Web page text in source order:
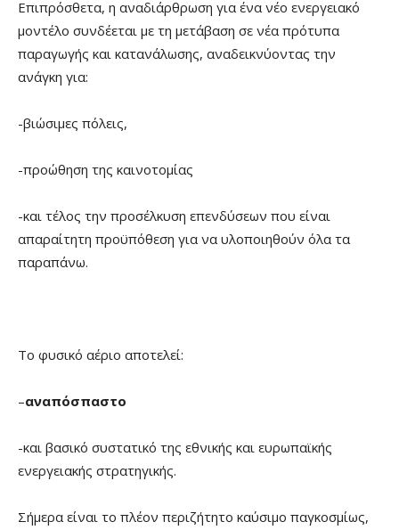
Επιπρόσθετα, η αναδιάρθρωση για ένα νέο ενεργειακό
μοντέλο συνδέεται με τη μετάβαση σε νέα πρότυπα
παραγωγής και κατανάλωσης, αναδεικνύοντας την
ανάγκη για:
-βιώσιμες πόλεις,
-προώθηση της καινοτομίας
-και τέλος την προσέλκυση επενδύσεων που είναι
απαραίτητη προϋπόθεση για να υλοποιηθούν όλα τα
παραπάνω.
Το φυσικό αέριο αποτελεί:
–αναπόσπαστο
-και βασικό συστατικό της εθνικής και ευρωπαϊκής
ενεργειακής στρατηγικής.
Σήμερα είναι το πλέον περιζήτητο καύσιμο παγκοσμίως,